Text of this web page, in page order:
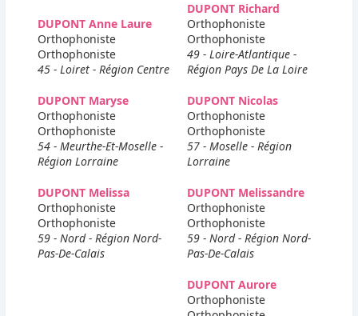
DUPONT Anne Laure
Orthophoniste
Orthophoniste
45 - Loiret - Région Centre
DUPONT Richard
Orthophoniste
Orthophoniste
49 - Loire-Atlantique -
Région Pays De La Loire
DUPONT Maryse
Orthophoniste
Orthophoniste
54 - Meurthe-Et-Moselle -
Région Lorraine
DUPONT Nicolas
Orthophoniste
Orthophoniste
57 - Moselle - Région
Lorraine
DUPONT Melissa
Orthophoniste
Orthophoniste
59 - Nord - Région Nord-
Pas-De-Calais
DUPONT Melissandre
Orthophoniste
Orthophoniste
59 - Nord - Région Nord-
Pas-De-Calais
DUPONT Aurore
Orthophoniste